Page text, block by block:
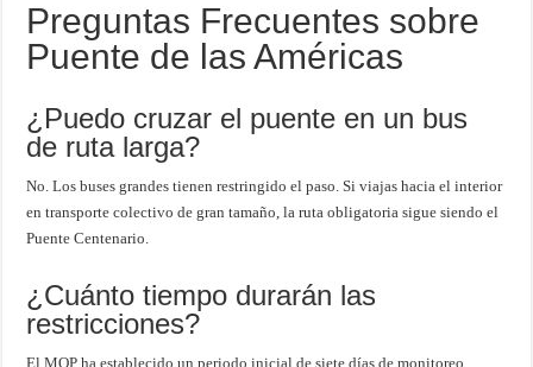
Preguntas Frecuentes sobre
Puente de las Américas
¿Puedo cruzar el puente en un bus
de ruta larga?
No. Los buses grandes tienen restringido el paso. Si viajas hacia el interior
en transporte colectivo de gran tamaño, la ruta obligatoria sigue siendo el
Puente Centenario.
¿Cuánto tiempo durarán las
restricciones?
El MOP ha establecido un periodo inicial de siete días de monitoreo.